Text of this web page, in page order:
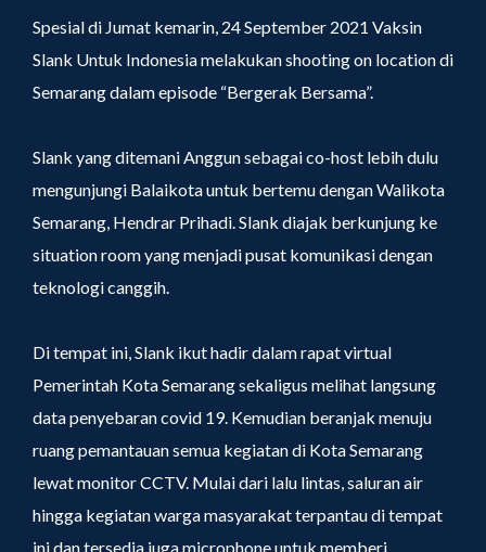
Spesial di Jumat kemarin, 24 September 2021 Vaksin
Slank Untuk Indonesia melakukan shooting on location di
Semarang dalam episode “Bergerak Bersama”.
Slank yang ditemani Anggun sebagai co-host lebih dulu
mengunjungi Balaikota untuk bertemu dengan Walikota
Semarang, Hendrar Prihadi. Slank diajak berkunjung ke
situation room yang menjadi pusat komunikasi dengan
teknologi canggih.
Di tempat ini, Slank ikut hadir dalam rapat virtual
Pemerintah Kota Semarang sekaligus melihat langsung
data penyebaran covid 19. Kemudian beranjak menuju
ruang pemantauan semua kegiatan di Kota Semarang
lewat monitor CCTV. Mulai dari lalu lintas, saluran air
hingga kegiatan warga masyarakat terpantau di tempat
ini dan tersedia juga microphone untuk memberi